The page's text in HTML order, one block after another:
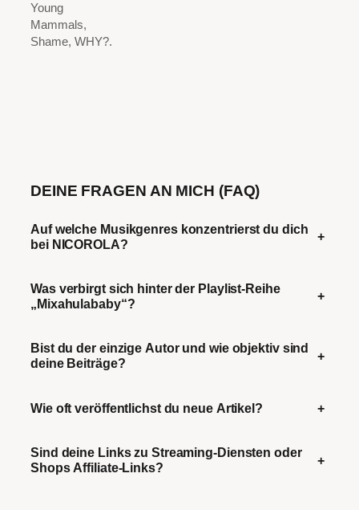
Young
Mammals,
Shame, WHY?.
DEINE FRAGEN AN MICH (FAQ)
Auf welche Musikgenres konzentrierst du dich
bei NICOROLA?
+
Was verbirgt sich hinter der Playlist-Reihe
„Mixahulababy“?
+
Bist du der einzige Autor und wie objektiv sind
deine Beiträge?
+
Wie oft veröffentlichst du neue Artikel? +
Sind deine Links zu Streaming-Diensten oder
Shops Affiliate-Links?
+